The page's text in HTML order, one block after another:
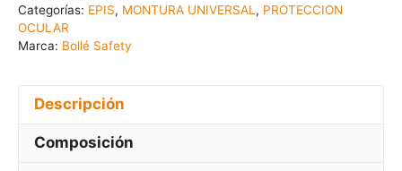
Categorías: EPIS, MONTURA UNIVERSAL , PROTECCION
OCULAR
Marca: Bollé Safety
Descripción
Composición